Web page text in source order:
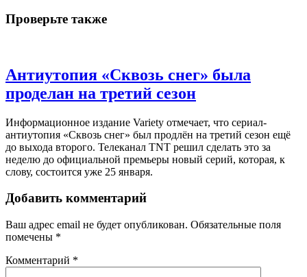
Проверьте также
Антиутопия «Сквозь снег» была
проделан на третий сезон
Информационное издание Variety отмечает, что сериал-
антиутопия «Сквозь снег» был продлён на третий сезон ещё
до выхода второго. Телеканал TNT решил сделать это за
неделю до официальной премьеры новый серий, которая, к
слову, состоится уже 25 января.
Добавить комментарий
Ваш адрес email не будет опубликован. Обязательные поля
помечены *
Комментарий *